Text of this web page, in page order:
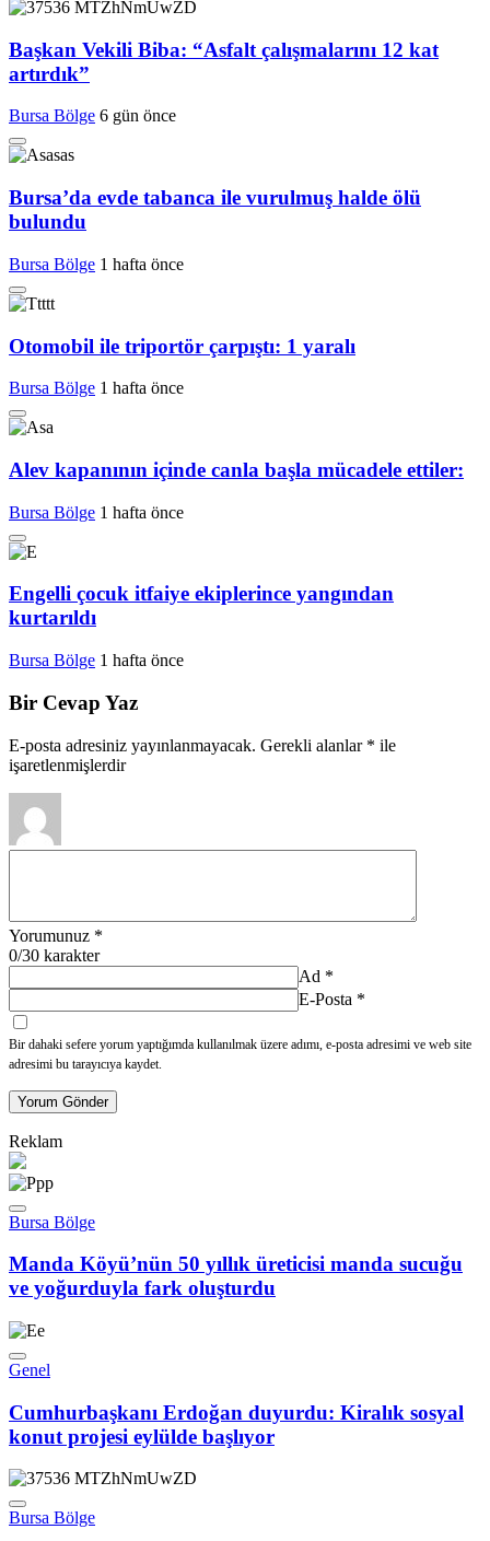
Başkan Vekili Biba: “Asfalt çalışmalarını 12 kat
artırdık”
Bursa Bölge 6 gün önce
Bursa’da evde tabanca ile vurulmuş halde ölü
bulundu
Bursa Bölge 1 hafta önce
Otomobil ile triportör çarpıştı: 1 yaralı
Bursa Bölge 1 hafta önce
Alev kapanının içinde canla başla mücadele ettiler:
Bursa Bölge 1 hafta önce
Engelli çocuk itfaiye ekiplerince yangından
kurtarıldı
Bursa Bölge 1 hafta önce
Bir Cevap Yaz
E-posta adresiniz yayınlanmayacak. Gerekli alanlar * ile
işaretlenmişlerdir
Yorumunuz *
0/30 karakter
Ad *
E-Posta *
Bir dahaki sefere yorum yaptığımda kullanılmak üzere adımı, e-posta adresimi ve web site
adresimi bu tarayıcıya kaydet.
Yorum Gönder
Reklam
Bursa Bölge
Manda Köyü’nün 50 yıllık üreticisi manda sucuğu
ve yoğurduyla fark oluşturdu
Genel
Cumhurbaşkanı Erdoğan duyurdu: Kiralık sosyal
konut projesi eylülde başlıyor
Bursa Bölge